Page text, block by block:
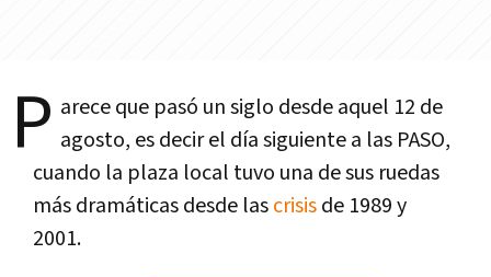
P arece que pasó un siglo desde aquel 12 de
agosto, es decir el día siguiente a las PASO,
cuando la plaza local tuvo una de sus ruedas
más dramáticas desde lascrisisde 1989 y
2001.